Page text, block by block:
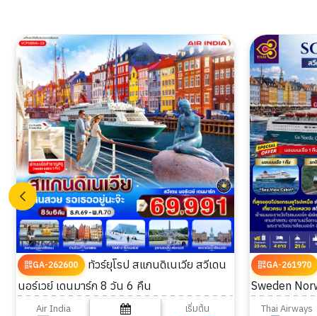
GA-262600
ทัวร์ยุโรป สแกนดิเนเวีย สวีเดน
นอร์เวย์ เดนมาร์ก 8 วัน 6 คืน
Air India
เริ่มต้น
GA-261970
Sweden
Thai Airways